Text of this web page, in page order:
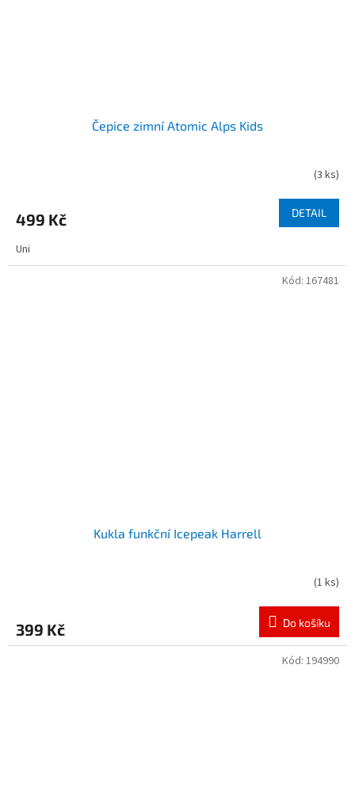
Čepice zimní Atomic Alps Kids
(3 ks)
499 Kč DETAIL
Uni
Kukla funkční Icepeak Harrell
(1 ks)
399 Kč Do košíku
Kód: 167481
Kód: 194990